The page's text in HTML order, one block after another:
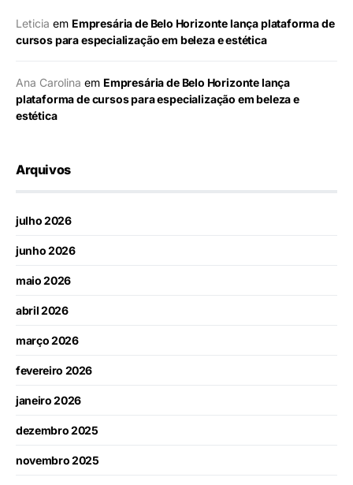
Leticia em Empresária de Belo Horizonte lança plataforma de
cursos para especialização em beleza e estética
Ana Carolina em Empresária de Belo Horizonte lança
plataforma de cursos para especialização em beleza e
estética
Arquivos
julho 2026
junho 2026
maio 2026
abril 2026
março 2026
fevereiro 2026
janeiro 2026
dezembro 2025
novembro 2025